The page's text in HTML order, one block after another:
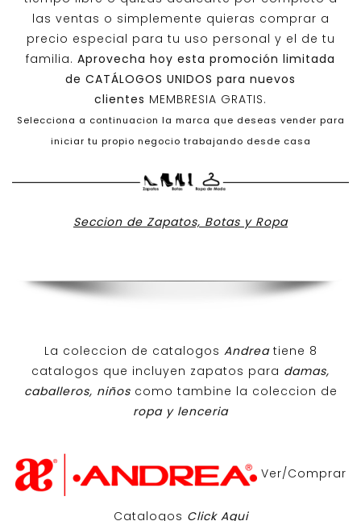
las ventas o simplemente quieras comprar a
precio especial para tu uso personal y el de tu
familia. Aprovecha hoy esta promoción limitada
de CATÁLOGOS UNIDOS para nuevos
clientes MEMBRESIA GRATIS.
Selecciona a continuacion la marca que deseas vender para
iniciar tu propio negocio trabajando desde casa
Seccion de Zapatos, Botas y Ropa
La coleccion de catalogos Andreatiene 8
catalogos que incluyen zapatos para damas,
caballeros, niños como tambine la coleccion de
ropa y lenceria
Ver/Comprar
Catalogos Click Aqui